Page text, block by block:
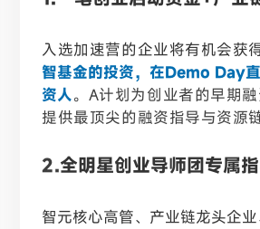
入选加速营的企业将有机会获
智基金的投资，在Demo Day
资人。A计划为创业者的早期融
提供最顶尖的融资指导与资源链
2.全明星创业导师团专属指
智元核心高管、产业链龙头企